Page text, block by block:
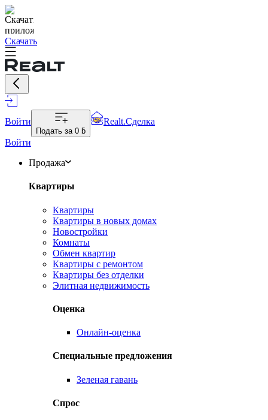
Скачать
Войти
Подать за 0 ƃ
Realt.Сделка
Войти
Продажа
Квартиры
Квартиры
Квартиры в новых домах
Новостройки
Комнаты
Обмен квартир
Квартиры с ремонтом
Квартиры без отделки
Элитная недвижимость
Оценка
Онлайн-оценка
Специальные предложения
Зеленая гавань
Спрос